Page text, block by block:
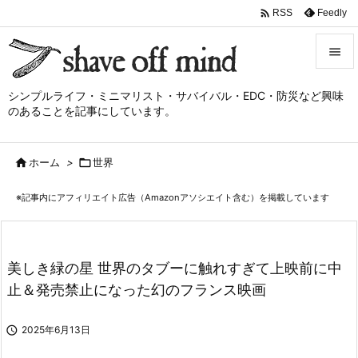
シンプルライフ・ミニマリスト・サバイバル・EDC・防災など興味
のあることを記事にしています。

メニュ
サイド
次へ
検索
 RSS Feedly
ホーム > 世界
※記事内にアフィリエイト広告（Amazonアソシエイト含む）を掲載しています
美しき緑の星 世界のタブーに触れすぎて上映前に中
止＆発売禁止になった幻のフランス映画
 2025年6月13日